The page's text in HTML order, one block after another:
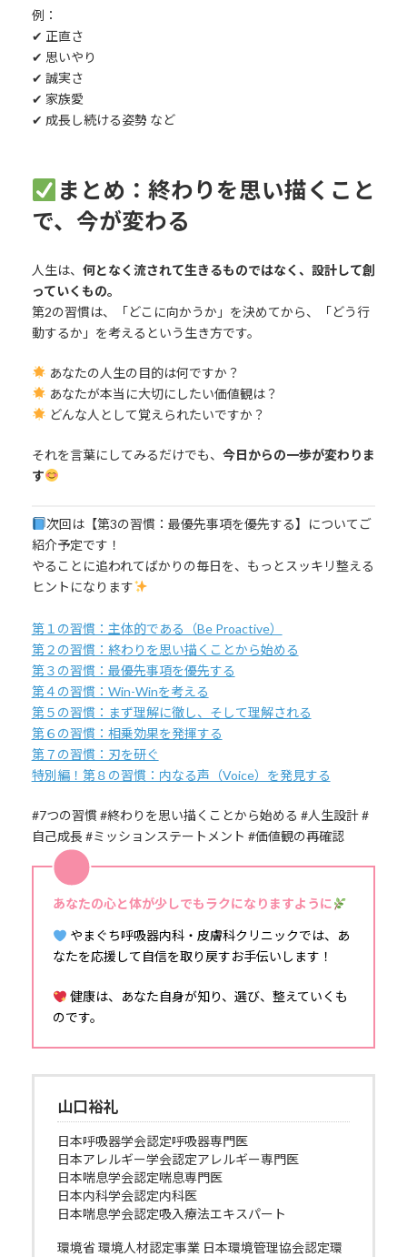
例：
✔︎ 正直さ
✔︎ 思いやり
✔︎ 誠実さ
✔︎ 家族愛
✔︎ 成長し続ける姿勢 など
まとめ：終わりを思い描くこと
で、今が変わる
人生は、 何となく流されて生きるものではなく、設計して創
っていくもの。
第2の習慣は、「どこに向かうか」を決めてから、「どう行
動するか」を考えるという生き方です。
あなたの人生の目的は何ですか？
あなたが本当に大切にしたい価値観は？
どんな人として覚えられたいですか？
それを言葉にしてみるだけでも、 今日からの一歩が変わりま
す
次回は【第3の習慣：最優先事項を優先する】についてご
紹介予定です！
やることに追われてばかりの毎日を、もっとスッキリ整える
ヒントになります
第１の習慣：主体的である（Be Proactive）
第２の習慣：終わりを思い描くことから始める
第３の習慣：最優先事項を優先する
第４の習慣：Win-Winを考える
第５の習慣：まず理解に徹し、そして理解される
第６の習慣：相乗効果を発揮する
第７の習慣：刃を研ぐ
特別編！第８の習慣：内なる声（Voice）を発見する
#7つの習慣 #終わりを思い描くことから始める #人生設計 #
自己成長 #ミッションステートメント #価値観の再確認
あなたの心と体が少しでもラクになりますように
やまぐち呼吸器内科・皮膚科クリニックでは、あ
なたを応援して自信を取り戻すお手伝いします！
健康は、あなた自身が知り、選び、整えていくも
のです。
山口裕礼
日本呼吸器学会認定呼吸器専門医
日本アレルギー学会認定アレルギー専門医
日本喘息学会認定喘息専門医
日本内科学会認定内科医
日本喘息学会認定吸入療法エキスパート
環境省 環境人材認定事業 日本環境管理協会認定環